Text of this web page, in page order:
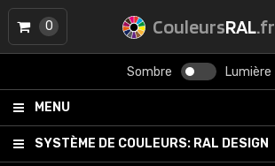
CouleursRAL.fr
Sombre Lumière
MENU
SYSTÈME DE COULEURS: RAL DESIGN
0